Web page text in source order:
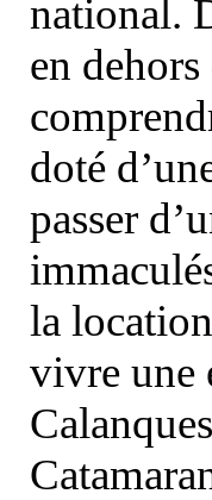
national.
en
doté
passer
la
vivre une